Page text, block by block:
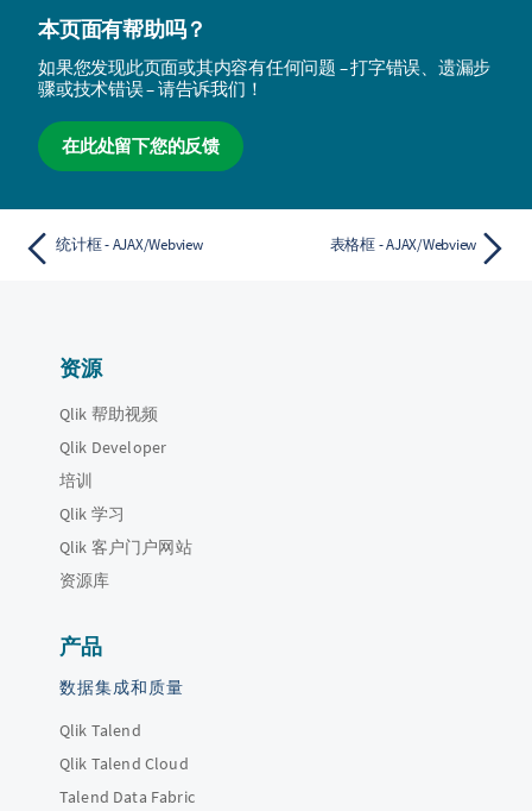
本页面有帮助吗？
如果您发现此页面或其内容有任何问题 – 打字错误、遗漏步
骤或技术错误 – 请告诉我们！
在此处留下您的反馈
统计框 - AJAX/Webview 表格框 - AJAX/Webview
资源
Qlik 帮助视频
Qlik Developer
培训
Qlik 学习
Qlik 客户门户网站
资源库
产品
数据集成和质量
Qlik Talend
Qlik Talend Cloud
Talend Data Fabric